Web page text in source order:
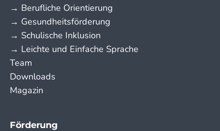
→ Berufliche Orientierung
→ Gesundheitsförderung
→ Schulische Inklusion
→ Leichte und Einfache Sprache
Team
Downloads
Magazin
Förderung